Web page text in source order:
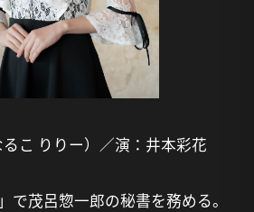
こ りりー）／演：井本彩花
で茂呂惣一郎の秘書を務める。